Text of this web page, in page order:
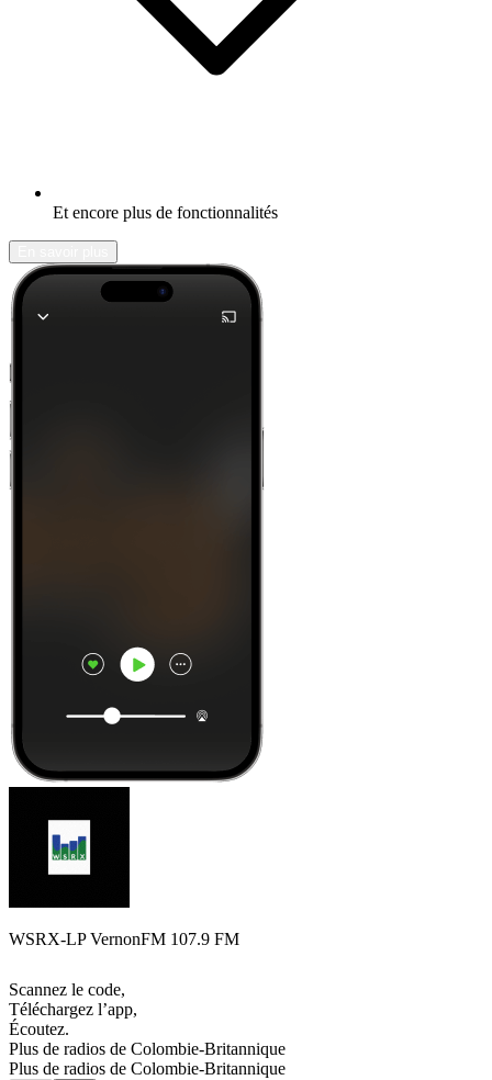
Et encore plus de fonctionnalités
WSRX-LP VernonFM 107.9 FM
Scannez le code,
Téléchargez l’app,
Écoutez.
Plus de radios de Colombie-Britannique
Plus de radios de Colombie-Britannique